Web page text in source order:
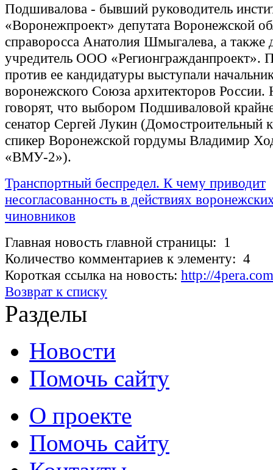
Подшивалова - бывший руководитель
«Воронежпроект» депутата Воронежской
справоросса Анатолия Шмыгалева, а также
учредитель ООО «Регионгражданпроект».
против ее кандидатуры выступали
воронежского Союза архитекторов России.
говорят, что выбором Подшиваловой
сенатор Сергей Лукин (Домостроительный
спикер Воронежской гордумы Владимир
«ВМУ-2»).
Транспортный беспредел. К чему приводит
несогласованность в действиях
чиновников
Главная новость главной страницы: 1
Количество комментариев к элементу: 4
Короткая ссылка на новость: http://
Возврат к списку
Разделы
Новости
Помочь сайту
О проекте
Помочь сайту